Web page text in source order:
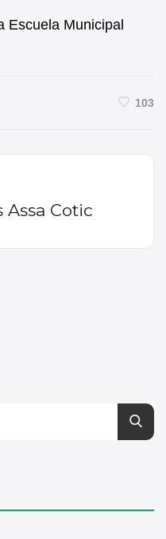
Escuela Municipal
103
Assa Cotic